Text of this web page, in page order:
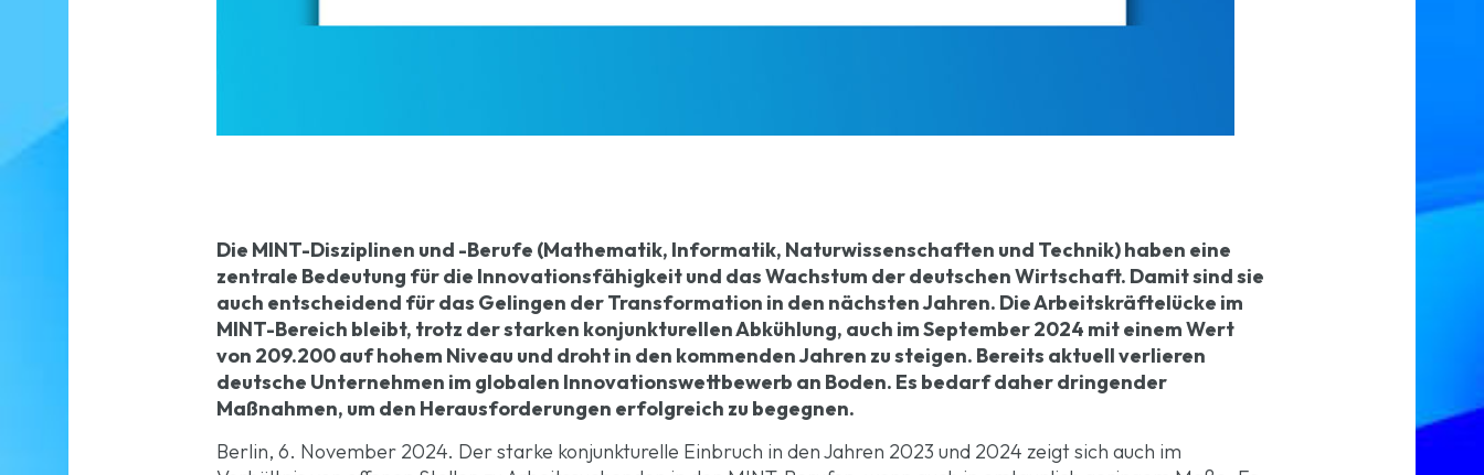
Die MINT-Disziplinen und -Berufe (Mathematik, Informatik, Naturwissenschaften und Technik) haben eine
zentrale Bedeutung für die Innovationsfähigkeit und das Wachstum der deutschen Wirtschaft. Damit sind sie
auch entscheidend für das Gelingen der Transformation in den nächsten Jahren. Die Arbeitskräftelücke im
MINT-Bereich bleibt, trotz der starken konjunkturellen Abkühlung, auch im September 2024 mit einem Wert
von 209.200 auf hohem Niveau und droht in den kommenden Jahren zu steigen. Bereits aktuell verlieren
deutsche Unternehmen im globalen Innovationswettbewerb an Boden. Es bedarf daher dringender
Maßnahmen, um den Herausforderungen erfolgreich zu begegnen.
Berlin, 6. November 2024. Der starke konjunkturelle Einbruch in den Jahren 2023 und 2024 zeigt sich auch im